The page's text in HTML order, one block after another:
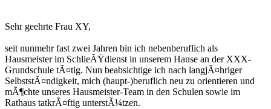
Sehr geehrte Frau XY,
seit nunmehr fast zwei Jahren bin ich nebenberuflich als
Hausmeister im SchlieÃŸdienst in unserem Hause an der XXX-
Grundschule tÃ¤tig. Nun beabsichtige ich nach langjÃ¤hriger
SelbststÃ¤ndigkeit, mich (haupt-)beruflich neu zu orientieren und
mÃ¶chte unseres Hausmeister-Team in den Schulen sowie im
Rathaus tatkrÃ¤ftig unterstÃ¼tzen.